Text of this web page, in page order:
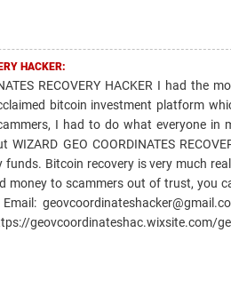
HACKER:
RECOVERY HACKER I had the
bitcoin investment platform
I had to do what everyone in
GEO COORDINATES
Bitcoin recovery is very much
money to scammers out of trust, you
geovcoordinateshac.wixsite.com/